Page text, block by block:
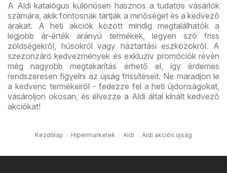
A Aldi katalógus különösen hasznos a tudatos vásárlók
számára, akik fontosnak tartják a minőséget és a kedvező
árakat. A heti akciók között mindig megtalálhatók a
legjobb ár-érték arányú termékek, legyen szó friss
zöldségekről, húsokról vagy háztartási eszközökről. A
szezonzáró kedvezmények és exkluzív promóciók révén
még nagyobb megtakarítás érhető el, így érdemes
rendszeresen figyelni az újság frissítéseit. Ne maradjon le
a kedvenc termékeiről - fedezze fel a heti újdonságokat,
vásároljon okosan, és élvezze a Aldi által kínált kedvező
akciókat!
Kezdőlap Hipermarketek Aldi Aldi akciós újság